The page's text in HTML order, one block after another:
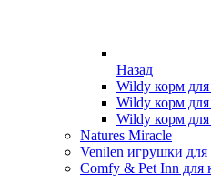
Назад
Wildy корм
Wildy корм
Wildy корм для
Natures Miracle
Venilen игрушки для
Comfy & Pet Inn для